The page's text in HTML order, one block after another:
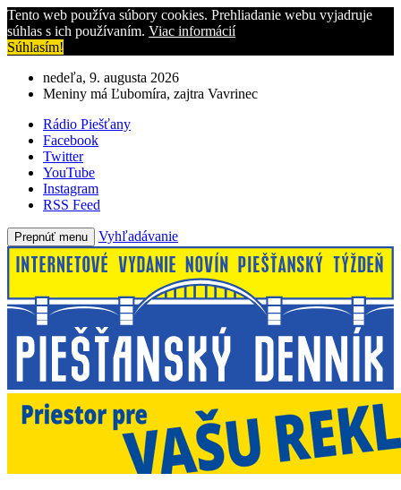
Tento web používa súbory cookies. Prehliadanie webu vyjadruje
súhlas s ich používaním. Viac informácií
Súhlasím!
nedeľa, 9. augusta 2026
Meniny má Ľubomíra, zajtra Vavrinec
Rádio Piešťany
Facebook
Twitter
YouTube
Instagram
RSS Feed
Prepnúť menu Vyhľadávanie